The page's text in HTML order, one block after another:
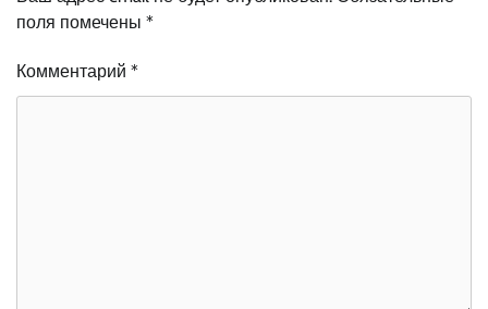
поля помечены *
Комментарий *